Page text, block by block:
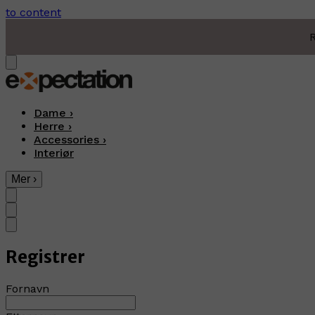
to content
Dame ›
Herre ›
Accessories ›
Interiør
Mer ›
Registrer
Fornavn